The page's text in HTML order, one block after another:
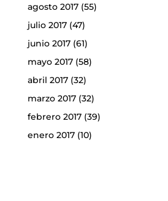
agosto 2017(55)
julio 2017(47)
junio 2017(61)
mayo 2017(58)
abril 2017(32)
marzo 2017(32)
febrero 2017(39)
enero 2017(10)